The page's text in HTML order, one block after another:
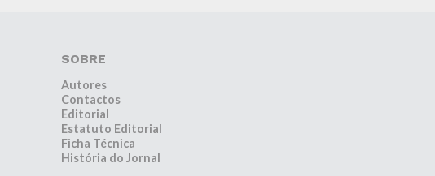
SOBRE
Autores
Contactos
Editorial
Estatuto Editorial
Ficha Técnica
História do Jornal